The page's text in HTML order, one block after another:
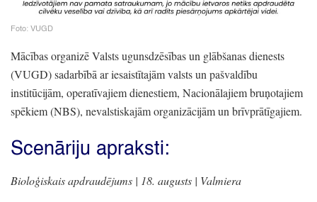
Foto: VUGD
Mācības organizē Valsts ugunsdzēsības un glābšanas dienests
(VUGD)sadarbībā ar iesaistītajām valsts un pašvaldību
institūcijām, operatīvajiem dienestiem, Nacionālajiem bruņotajiem
spēkiem(NBS), nevalstiskajām organizācijām un brīvprātīgajiem.
Scenāriju apraksti:
Bioloģiskais apdraudējums | 18. augusts | Valmiera